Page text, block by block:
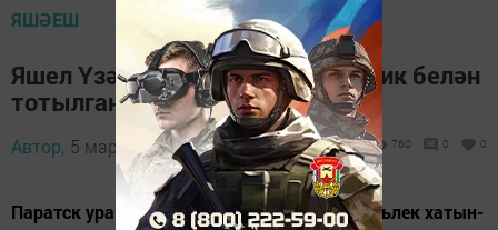
ЯШӘЕШ
Яшел Үзәндә хатын-кыз наркотик белән
тотылган
Автор, 5 март 2015 - 10:55 760 0 0
Паратск урамында хокук сакчылары 34 яшьлек хатын-